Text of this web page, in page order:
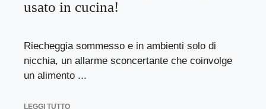
usato in cucina!
Riecheggia sommesso e in ambienti solo di
nicchia, un allarme sconcertante che coinvolge
un alimento ...
LEGGI TUTTO